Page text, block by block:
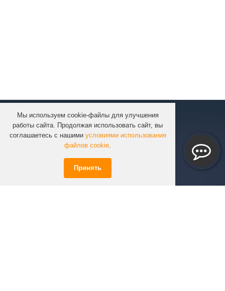
Мы используем cookie-файлы для улучшения
работы сайта. Продолжая использовать сайт, вы
соглашаетесь с нашими условиями использования
файлов cookie.
Принять
КОМПАНИЯ
КАТАЛОГ
УСЛУГИ
ИНФОРМАЦИЯ